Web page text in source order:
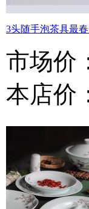
3头随手泡茶具最
市场价
本店价